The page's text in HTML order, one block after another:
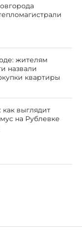
жителям
назвали
квартиры
выглядит
на Рублевке